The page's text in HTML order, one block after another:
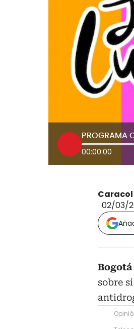
PROGRAMA
00:00:00
02/03/
Bogotá
sobre